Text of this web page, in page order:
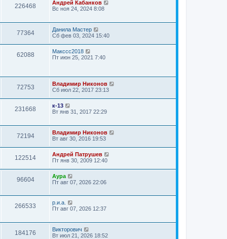
н
и
о
о
е
н
и
ю
е
м
с
о
о
щ
е
н
226468
Андрей Кабанков
Вс ноя 24, 2024 8:08
77364
Данила Мастер
Сб фев 03, 2024 15:40
62088
Макссс2018
Пт июн 25, 2021 7:40
72753
Владимир Никонов
Сб июл 22, 2017 23:13
231668
к-13
Вт янв 31, 2017 22:29
72194
Владимир Никонов
Вт авг 30, 2016 19:53
122514
Андрей Патрушев
Пт янв 30, 2009 12:40
96604
Аура
Пт авг 07, 2026 22:06
266533
р.и.а.
Пт авг 07, 2026 12:37
184176
Викторович
Вт июл 21, 2026 18:52